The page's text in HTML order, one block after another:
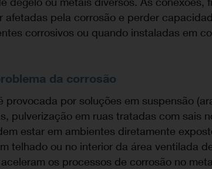
afetadas pela corrosão e perder
corrosivos ou quando instaladas em
da corrosão
provocada por soluções em suspensão
pulverização em ruas tratadas com sais
estar em ambientes diretamente
telhado ou no interior da área ventilada
os processos de corrosão no